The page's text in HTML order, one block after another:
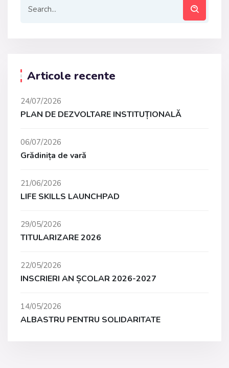
Articole recente
24/07/2026
PLAN DE DEZVOLTARE INSTITUȚIONALĂ
06/07/2026
Grădinița de vară
21/06/2026
LIFE SKILLS LAUNCHPAD
29/05/2026
TITULARIZARE 2026
22/05/2026
INSCRIERI AN ȘCOLAR 2026-2027
14/05/2026
ALBASTRU PENTRU SOLIDARITATE